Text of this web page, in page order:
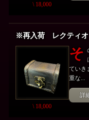
\ 18,000
※再入荷 レクティ
\ 18,000
そ
ていき
重な...
詳